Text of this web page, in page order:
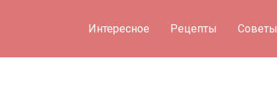
Интересное Рецепты Советы